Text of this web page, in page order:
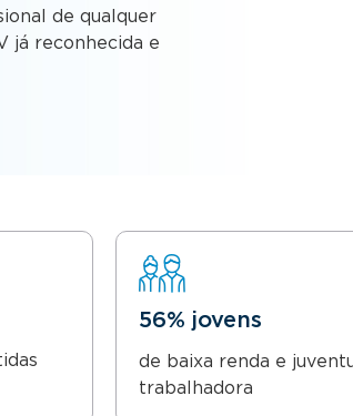
de qualquer
já reconhecida e
56% jovens
de baixa renda e
trabalhadora